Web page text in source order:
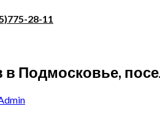
28-11
Подмосковье,